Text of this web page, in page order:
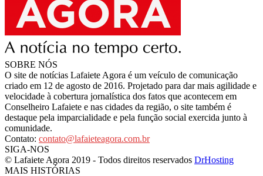
SOBRE NÓS
O site de notícias Lafaiete Agora é um veículo de comunicação
criado em 12 de agosto de 2016. Projetado para dar mais agilidade e
velocidade à cobertura jornalística dos fatos que acontecem em
Conselheiro Lafaiete e nas cidades da região, o site também é
destaque pela imparcialidade e pela função social exercida junto à
comunidade.
Contato: contato@lafaieteagora.com.br
SIGA-NOS
© Lafaiete Agora 2019 - Todos direitos reservados DrHosting
MAIS HISTÓRIAS